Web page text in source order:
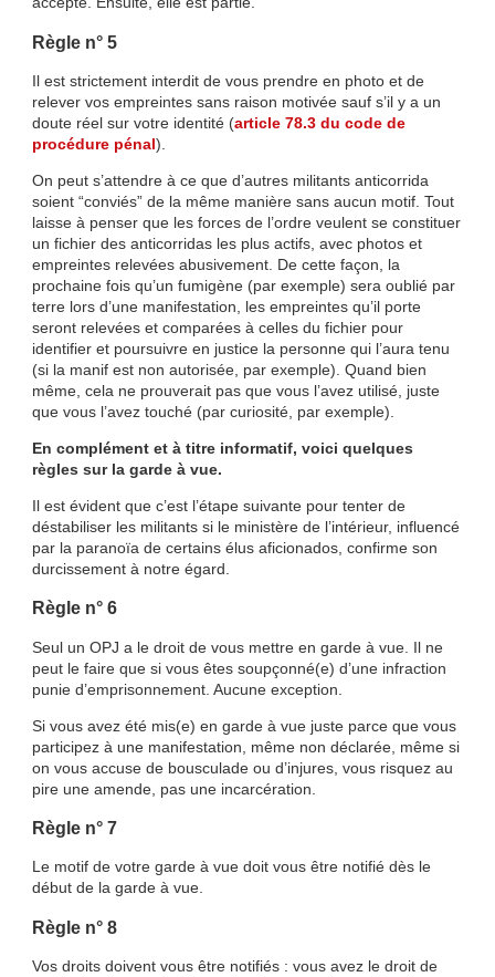
Règle n° 5
Il est strictement interdit de vous prendre en photo et de
relever vos empreintes sans raison motivée sauf s’il y a un
doute réel sur votre identité (article 78.3 du code de
procédure pénal).
On peut s’attendre à ce que d’autres militants anticorrida
soient “conviés” de la même manière sans aucun motif. Tout
laisse à penser que les forces de l’ordre veulent se constituer
un fichier des anticorridas les plus actifs, avec photos et
empreintes relevées abusivement. De cette façon, la
prochaine fois qu’un fumigène (par exemple) sera oublié par
terre lors d’une manifestation, les empreintes qu’il porte
seront relevées et comparées à celles du fichier pour
identifier et poursuivre en justice la personne qui l’aura tenu
(si la manif est non autorisée, par exemple). Quand bien
même, cela ne prouverait pas que vous l’avez utilisé, juste
que vous l’avez touché (par curiosité, par exemple).
En complément et à titre informatif, voici quelques
règles sur la garde à vue.
Il est évident que c’est l’étape suivante pour tenter de
déstabiliser les militants si le ministère de l’intérieur, influencé
par la paranoïa de certains élus aficionados, confirme son
durcissement à notre égard.
Règle n° 6
Seul un OPJ a le droit de vous mettre en garde à vue. Il ne
peut le faire que si vous êtes soupçonné(e) d’une infraction
punie d’emprisonnement. Aucune exception.
Si vous avez été mis(e) en garde à vue juste parce que vous
participez à une manifestation, même non déclarée, même si
on vous accuse de bousculade ou d’injures, vous risquez au
pire une amende, pas une incarcération.
Règle n° 7
Le motif de votre garde à vue doit vous être notifié dès le
début de la garde à vue.
Règle n° 8
Vos droits doivent vous être notifiés : vous avez le droit de